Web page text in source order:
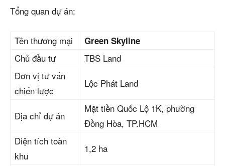
Tổng quan dự án:
Tên thương mại Green Skyline
Chủ đầu tư
TBS Land
Đơn vị tư vấn
chiến lược
Lộc Phát Land
Địa chỉ dự án
Mặt tiền Quốc Lộ 1K, phường
Đồng Hòa, TP.HCM
Diện tích toàn
khu
1,2 ha